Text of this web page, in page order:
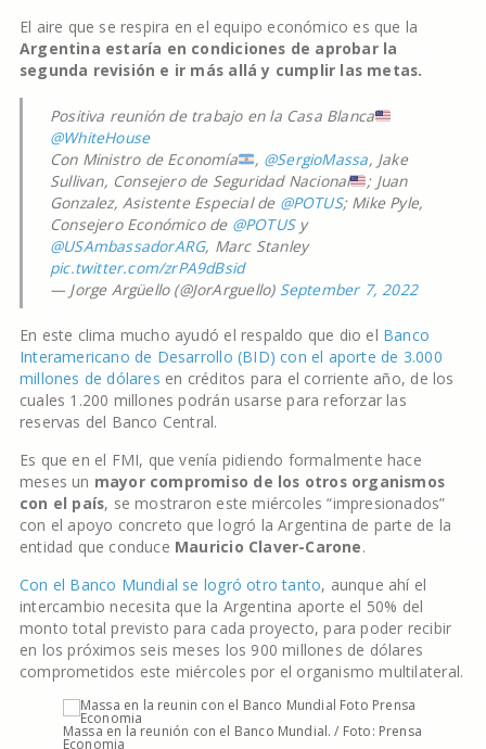
El aire que se respira en el equipo económico es que la
Argentina estaría en condiciones de aprobar la
segunda revisión e ir más allá y cumplir las metas.
Positiva reunión de trabajo en la Casa Blanca
@WhiteHouse
Con Ministro de Economía
, @SergioMassa, Jake
Sullivan, Consejero de Seguridad Nacional
; Juan
Gonzalez, Asistente Especial de @POTUS; Mike Pyle,
Consejero Económico de @POTUSy
@USAmbassadorARG, Marc Stanley
pic.twitter.com/zrPA9dBsid
— Jorge Argüello (@JorArguello) September 7, 2022
En este clima mucho ayudó el respaldo que dio el Banco
Interamericano de Desarrollo (BID) con el aporte de 3.000
millones de dólares en créditos para el corriente año, de los
cuales 1.200 millones podrán usarse para reforzar las
reservas del Banco Central.
Es que en el FMI, que venía pidiendo formalmente hace
meses un mayor compromiso de los otros organismos
con el país, se mostraron este miércoles “impresionados”
con el apoyo concreto que logró la Argentina de parte de la
entidad que conduce Mauricio Claver-Carone.
Con el Banco Mundial se logró otro tanto, aunque ahí el
intercambio necesita que la Argentina aporte el 50% del
monto total previsto para cada proyecto, para poder recibir
en los próximos seis meses los 900 millones de dólares
comprometidos este miércoles por el organismo multilateral.
Massa en la reunión con el Banco Mundial. / Foto: Prensa
Economia